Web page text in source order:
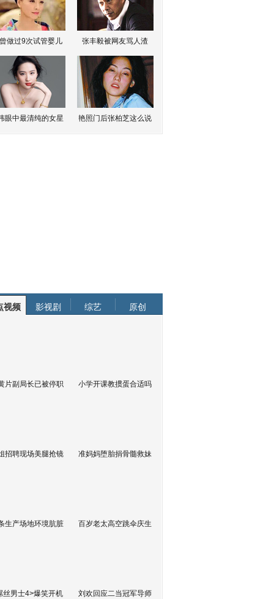
做过9次试管婴儿 张丰毅被网友骂人渣
眼中最清纯的女星 艳照门后张柏芝这么说
视频 影视剧 综艺 原创
片副局长已被停职 小学开课教掼蛋合适吗
招聘现场美腿抢镜 准妈妈堕胎捐骨髓救妹
生产场地环境肮脏 百岁老太高空跳伞庆生
丝男士4>爆笑开机 刘欢回应二当冠军导师